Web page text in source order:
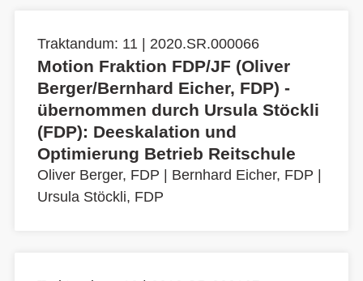
Traktandum: 11 | 2020.SR.000066
Motion Fraktion FDP/JF (Oliver
Berger/Bernhard Eicher, FDP) -
übernommen durch Ursula Stöckli
(FDP): Deeskalation und
Optimierung Betrieb Reitschule
Oliver Berger, FDP Bernhard Eicher, FDP
Ursula Stöckli, FDP